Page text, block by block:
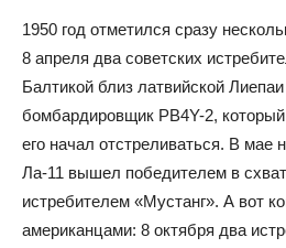
1950 год отметился сразу
8 апреля два советских
Балтикой близ латвийской
бомбардировщик PB4Y-2,
его начал отстреливаться. В мае
Ла-11 вышел победителем в
истребителем «Мустанг». А вот
американцами: 8 октября два